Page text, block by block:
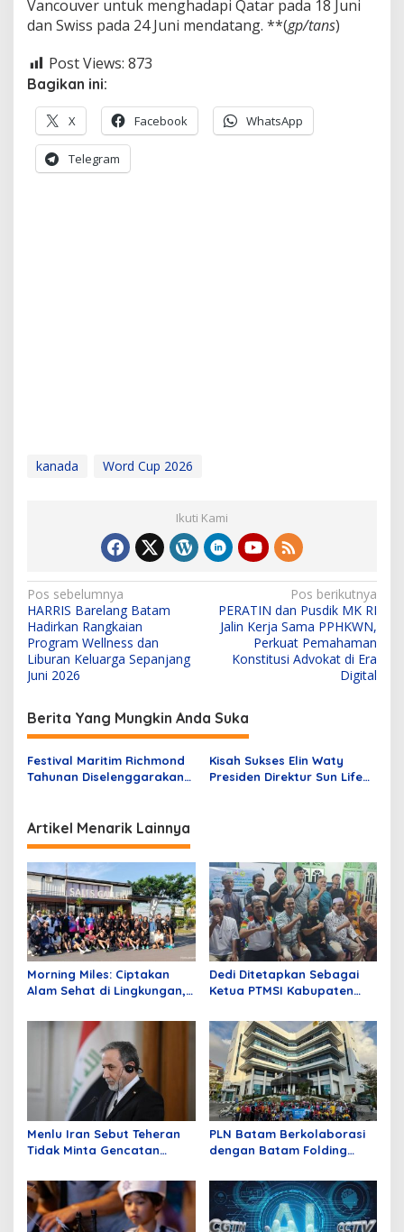
Vancouver untuk menghadapi Qatar pada 18 Juni
dan Swiss pada 24 Juni mendatang. **(gp/tans)
Post Views: 873
Bagikan ini:
X Facebook WhatsApp
Telegram
kanada Word Cup 2026
Ikuti Kami
N
a
v
i
a
s
i
o
s
Pos sebelumnya
HARRIS Barelang Batam
Hadirkan Rangkaian
Program Wellness dan
Liburan Keluarga Sepanjang
Juni 2026
Pos berikutnya
PERATIN dan Pusdik MK RI
Jalin Kerja Sama PPHKWN,
Perkuat Pemahaman
Konstitusi Advokat di Era
Digital
Berita Yang Mungkin Anda Suka
Festival Maritim Richmond
Tahunan Diselenggarakan
Kisah Sukses Elin Waty
Presiden Direktur Sun Life
Artikel Menarik Lainnya
Morning Miles: Ciptakan
Alam Sehat di Lingkungan,
Fun Run 5K
Dedi Ditetapkan Sebagai
Ketua PTMSI Kabupaten
Menlu Iran Sebut Teheran
Tidak Minta Gencatan
untuk Bernegosiasi dengan
AS
PLN Batam Berkolaborasi
dengan Batam Folding
Hidup Sehat